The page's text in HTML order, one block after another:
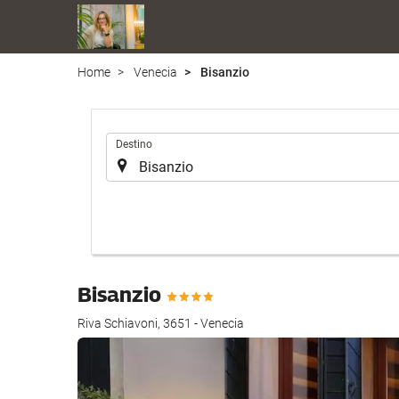
Home Venecia Bisanzio
Introduzca
lugar
el
realizar
búsqueda
su
Destino
Bisanzio
Riva Schiavoni, 3651 - Venecia